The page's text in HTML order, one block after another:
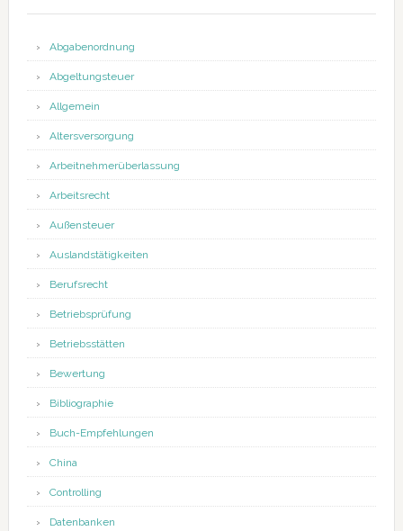
Abgabenordnung
Abgeltungsteuer
Allgemein
Altersversorgung
Arbeitnehmerüberlassung
Arbeitsrecht
Außensteuer
Auslandstätigkeiten
Berufsrecht
Betriebsprüfung
Betriebsstätten
Bewertung
Bibliographie
Buch-Empfehlungen
China
Controlling
Datenbanken